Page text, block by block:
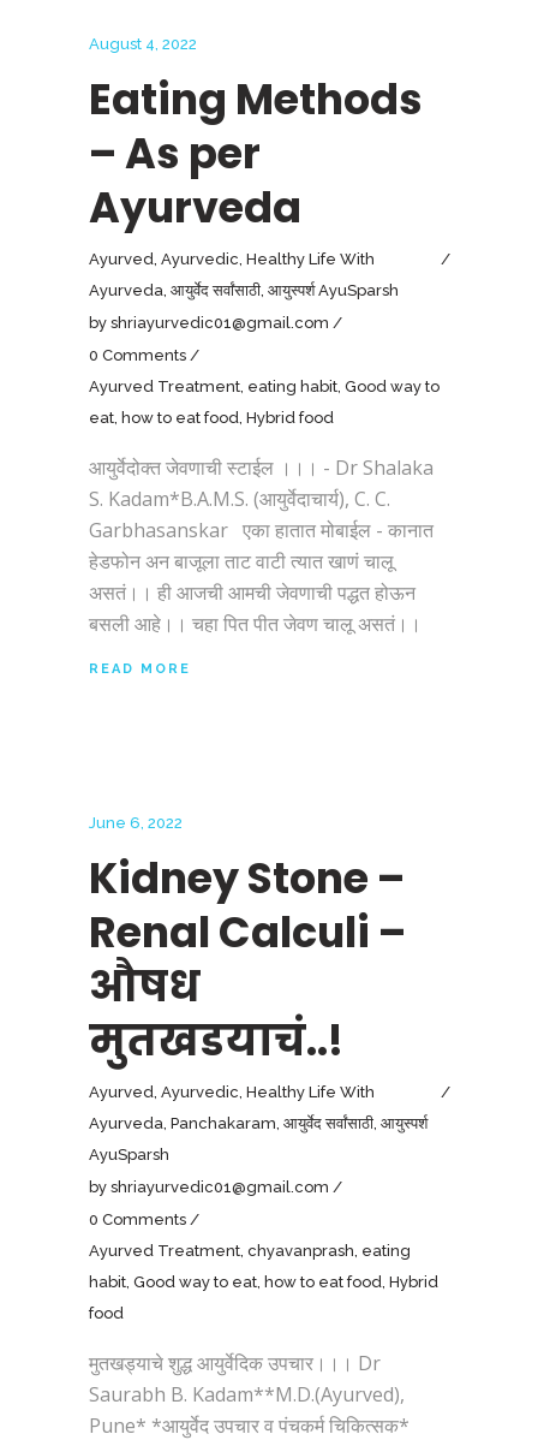
August 4, 2022
Eating Methods
– As per
Ayurveda
Ayurved, Ayurvedic, Healthy Life With
Ayurveda, आयुर्वेद सर्वांसाठी, आयुस्पर्श AyuSparsh
by shriayurvedic01@gmail.com
0 Comments
Ayurved Treatment, eating habit, Good way to
eat, how to eat food, Hybrid food
आयुर्वेदोक्त जेवणाची स्टाईल ।।। - Dr Shalaka
S. Kadam*B.A.M.S. (आयुर्वेदाचार्य), C. C.
Garbhasanskar एका हातात मोबाईल - कानात
हेडफोन अन बाजूला ताट वाटी त्यात खाणं चालू
असतं।। ही आजची आमची जेवणाची पद्धत होऊन
बसली आहे।। चहा पित पीत जेवण चालू असतं।।
READ MORE
June 6, 2022
Kidney Stone –
Renal Calculi –
औषध
मुतखडयाचं..!
Ayurved, Ayurvedic, Healthy Life With
Ayurveda, Panchakaram, आयुर्वेद सर्वांसाठी, आयुस्पर्श
AyuSparsh
by shriayurvedic01@gmail.com
0 Comments
Ayurved Treatment, chyavanprash, eating
habit, Good way to eat, how to eat food, Hybrid
food
मुतखड्याचे शुद्ध आयुर्वेदिक उपचार।।। Dr
Saurabh B. Kadam**M.D.(Ayurved),
Pune* *आयुर्वेद उपचार व पंचकर्म चिकित्सक*